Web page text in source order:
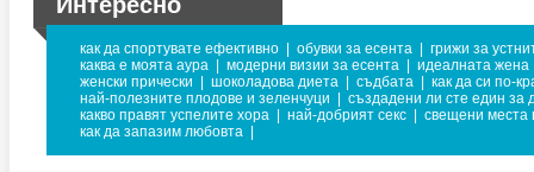
как да спортувате ефективно обувки за есента
грижи за
каква е моята аура
модерни визии за есента
идеалната жена
женски прически
шоколадова диета съдбата
как да си по-
най-полезните плодове и зеленчуци
създадени ли сте един за
какво правят успелите хора
най-добрият секс
свещени места
как да запазим любовта